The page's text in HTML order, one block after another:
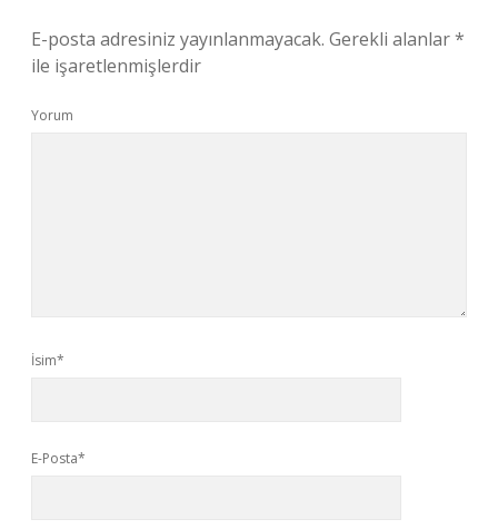
E-posta adresiniz yayınlanmayacak. Gerekli alanlar*
ile işaretlenmişlerdir
Yorum
İsim*
E-Posta*